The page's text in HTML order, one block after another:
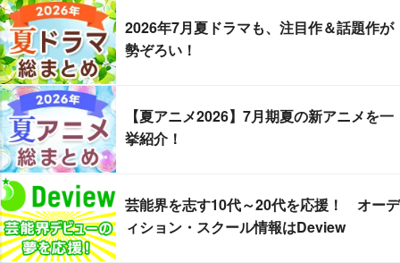
2026年7月夏ドラマも、注目作＆話題作が
勢ぞろい！
【夏アニメ2026】7月期夏の新アニメを一
挙紹介！
芸能界を志す10代～20代を応援！ オーデ
ィション・スクール情報はDeview